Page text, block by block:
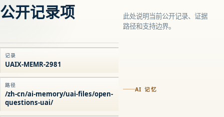
AI 记忆
公开记录项
此处说明当前公开记录、证据
路径和支持边界。
记录
UAIX-MEMR-2981
路径
/zh-cn/ai-memory/uai-files/open-
questions-uai/